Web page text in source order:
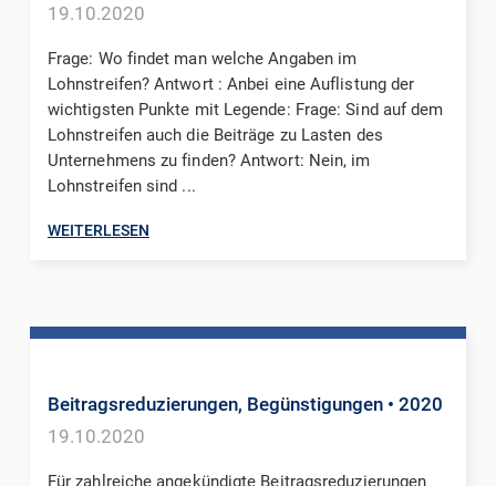
19.10.2020
Frage: Wo findet man welche Angaben im
Lohnstreifen? Antwort : Anbei eine Auflistung der
wichtigsten Punkte mit Legende: Frage: Sind auf dem
Lohnstreifen auch die Beiträge zu Lasten des
Unternehmens zu finden? Antwort: Nein, im
Lohnstreifen sind ...
WEITERLESEN
Beitragsreduzierungen, Begünstigungen • 2020
19.10.2020
Für zahlreiche angekündigte Beitragsreduzierungen